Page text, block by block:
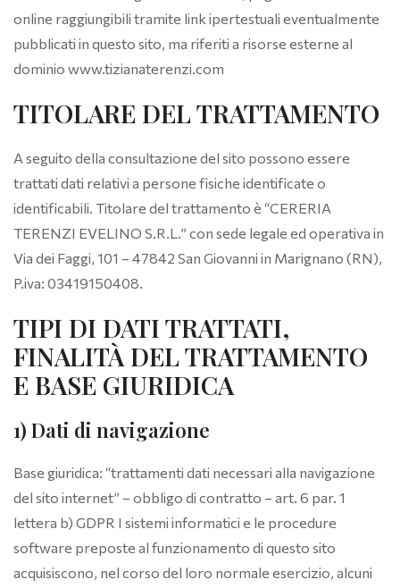
online raggiungibili tramite link ipertestuali eventualmente
pubblicati in questo sito, ma riferiti a risorse esterne al
dominio www.tizianaterenzi.com
TITOLARE DEL TRATTAMENTO
A seguito della consultazione del sito possono essere
trattati dati relativi a persone fisiche identificate o
identificabili. Titolare del trattamento è “CERERIA
TERENZI EVELINO S.R.L.” con sede legale ed operativa in
Via dei Faggi, 101 – 47842 San Giovanni in Marignano (RN),
P.iva: 03419150408.
TIPI DI DATI TRATTATI,
FINALITÀ DEL TRATTAMENTO
E BASE GIURIDICA
1) Dati di navigazione
Base giuridica: “trattamenti dati necessari alla navigazione
del sito internet” – obbligo di contratto – art. 6 par. 1
lettera b) GDPR I sistemi informatici e le procedure
software preposte al funzionamento di questo sito
acquisiscono, nel corso del loro normale esercizio, alcuni